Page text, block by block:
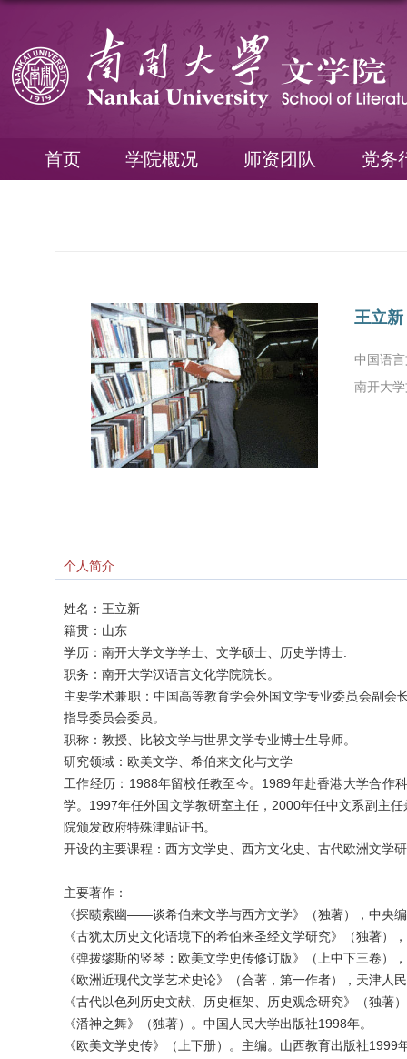
首页 学院概况 师资团队 党务
王立新
中国语
南开大
个人简介
姓名：王立新
籍贯：山东
学历：南开大学文学学士、文学硕士、历史学博士.
职务：南开大学汉语言文化学院院长。
主要学术兼职：中国高等教育学会外国文学专业委员会副
指导委员会委员。
职称：教授、比较文学与世界文学专业博士生导师。
研究领域：欧美文学、希伯来文化与文学
工作经历：1988年留校任教至今。1989年赴香港大学合作
学。1997年任外国文学教研室主任，2000年任中文系副主
院颁发政府特殊津贴证书。
开设的主要课程：西方文学史、西方文化史、古代欧洲文学
主要著作：
《探赜索幽——谈希伯来文学与西方文学》（独著），中央
《古犹太历史文化语境下的希伯来圣经文学研究》（独著）
《弹拨缪斯的竖琴：欧美文学史传修订版》（上中下三卷
《欧洲近现代文学艺术史论》（合著，第一作者），天津人
《古代以色列历史文献、历史框架、历史观念研究》（独著
《潘神之舞》（独著）。中国人民大学出版社1998年。
《欧美文学史传》（上下册）。主编。山西教育出版社1999